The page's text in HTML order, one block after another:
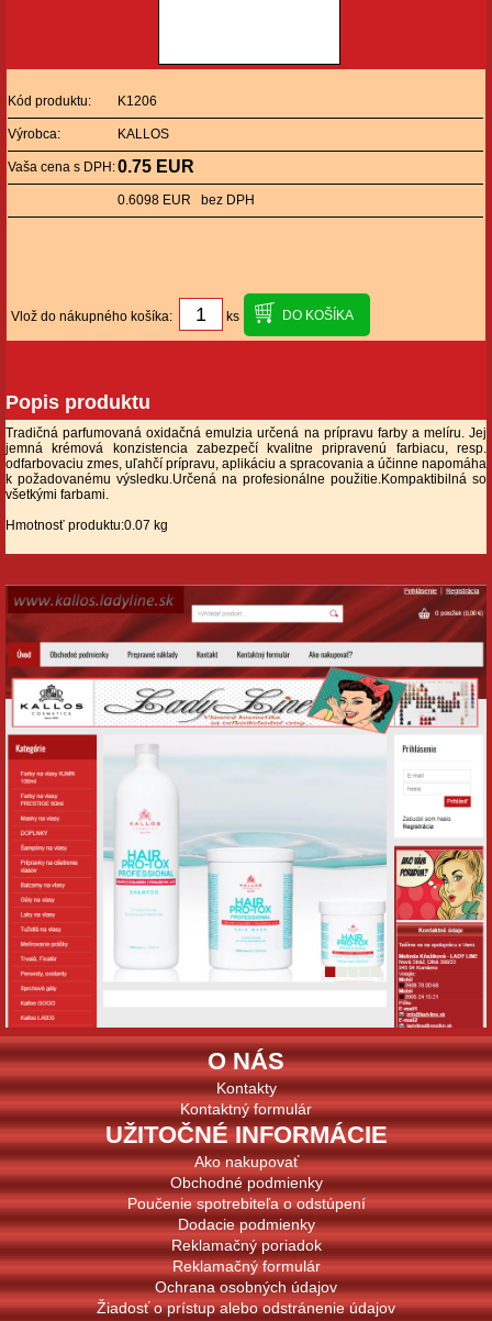
Kód produktu: K1206
Výrobca: KALLOS
Vaša cena s DPH:0.75 EUR
0.6098 EUR bez DPH
Vlož do nákupného košíka: ks
Popis produktu
Tradičná parfumovaná oxidačná emulzia určená na prípravu farby a melíru. Jej
jemná krémová konzistencia zabezpečí kvalitne pripravenú farbiacu, resp.
odfarbovaciu zmes, uľahčí prípravu, aplikáciu a spracovania a účinne napomáha
k požadovanému výsledku.Určená na profesionálne použitie.Kompaktibilná so
všetkými farbami.
Hmotnosť produktu:0.07 kg
O NÁS
Kontakty
Kontaktný formulár
UŽITOČNÉ INFORMÁCIE
Ako nakupovať
Obchodné podmienky
Poučenie spotrebiteľa o odstúpení
Dodacie podmienky
Reklamačný poriadok
Reklamačný formulár
Ochrana osobných údajov
Žiadosť o prístup alebo odstránenie údajov